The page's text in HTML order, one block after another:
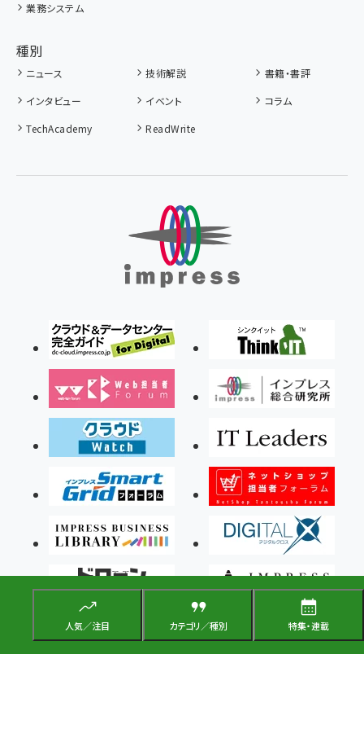
人気／注目 カテゴリ／種別 特集・連載
業務システム
種別
ニュース 技術解説
書籍・書評
インタビュー
イベント
コラム
TechAcademy
ReadWrite